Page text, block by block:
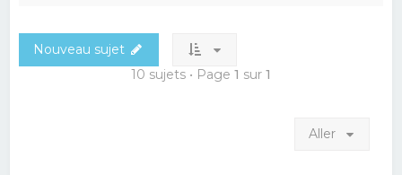
Nouveau sujet
10 sujets • Page 1 sur 1
Aller